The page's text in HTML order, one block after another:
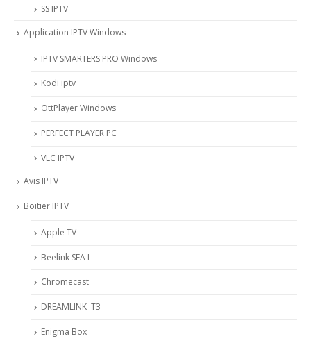
SS IPTV
Application IPTV Windows
IPTV SMARTERS PRO Windows
Kodi iptv
OttPlayer Windows
PERFECT PLAYER PC
VLC IPTV
Avis IPTV
Boitier IPTV
Apple TV
Beelink SEA I
Chromecast
DREAMLINK T3
Enigma Box